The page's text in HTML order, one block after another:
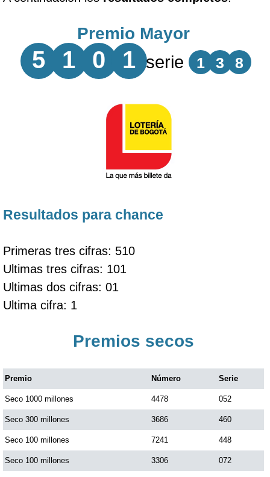
Premio Mayor
5 1 0 1 serie 1 3 8
Resultados para chance
Primeras tres cifras: 510
Ultimas tres cifras: 101
Ultimas dos cifras: 01
Ultima cifra: 1
Premios secos
Premio Número Serie
Seco 1000 millones 4478 052
Seco 300 millones 3686 460
Seco 100 millones 7241 448
Seco 100 millones 3306 072